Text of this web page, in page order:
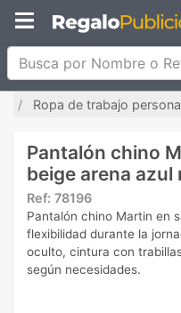
Busca por Nombre o
Ropa de trabajo
Pantalón chino
beige arena azul
Ref: 78196
Pantalón chino Martin en
flexibilidad durante la
oculto, cintura con
según necesidades.